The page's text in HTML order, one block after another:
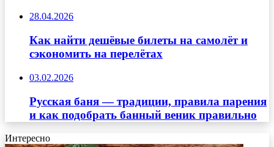
28.04.2026
Как найти дешёвые билеты на самолёт и
сэкономить на перелётах
03.02.2026
Русская баня — традиции, правила парения
и как подобрать банный веник правильно
Интересно